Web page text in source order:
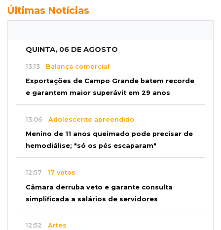
Últimas Notícias
QUINTA, 06 DE AGOSTO
13:13 Balança comercial
Exportações de Campo Grande batem recorde
e garantem maior superávit em 29 anos
13:06 Adolescente apreendido
Menino de 11 anos queimado pode precisar de
hemodiálise; "só os pés escaparam"
12:57 17 votos
Câmara derruba veto e garante consulta
simplificada a salários de servidores
12:52 Artes